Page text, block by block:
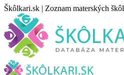
Skip
content
Škôlkari.sk | Zoznam materských škôl